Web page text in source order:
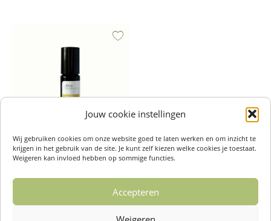
Jouw cookie instellingen
Wij gebruiken cookies om onze website goed te laten werken en om inzicht te
krijgen in het gebruik van de site. Je kunt zelf kiezen welke cookies je toestaat.
Weigeren kan invloed hebben op sommige functies.
Accepteren
Natuurlijke Parfumroller Alert –